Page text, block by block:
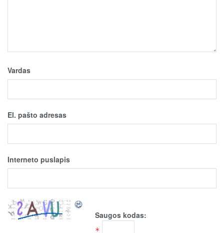
Vardas
El. pašto adresas
Interneto puslapis
Saugos kodas:
*